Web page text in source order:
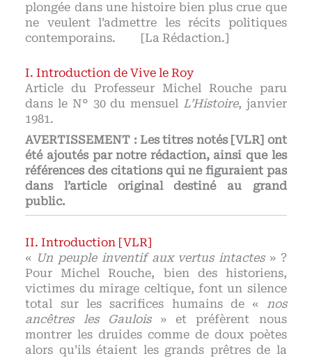
plongée dans une histoire bien plus crue que
ne veulent l’admettre les récits politiques
contemporains. [La Rédaction.]
Introduction de Vive le Roy
Article du Professeur Michel Rouche paru
dans le N° 30 du mensuel L’Histoire, janvier
1981.
AVERTISSEMENT : Les titres notés [VLR] ont
été ajoutés par notre rédaction, ainsi que les
références des citations qui ne figuraient pas
dans l’article original destiné au grand
public.
Introduction [VLR]
« Un peuple inventif aux vertus intactes» ?
Pour Michel Rouche, bien des historiens,
victimes du mirage celtique, font un silence
total sur les sacrifices humains de « nos
ancêtres les Gaulois» et préfèrent nous
montrer les druides comme de doux poètes
alors qu’ils étaient les grands prêtres de la